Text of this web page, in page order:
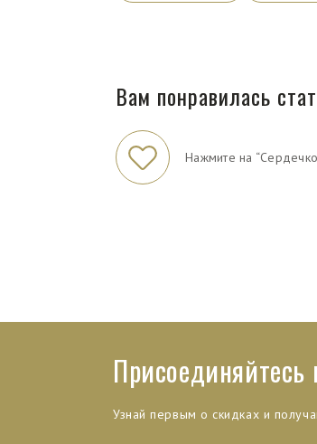
Вам понравилась
Нажмите на
Узнай первым о скидках и